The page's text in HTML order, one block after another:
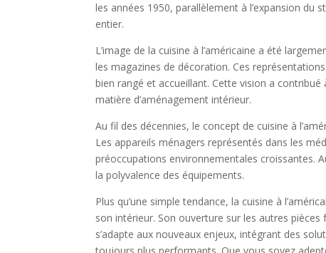
les années 1950, parallèlement à l’expansion du
entier.
L’image de la cuisine à l’américaine a été
les magazines de décoration. Ces
bien rangé et accueillant. Cette vision a
matière d’aménagement intérieur.
Au fil des décennies, le concept de cuisine à
Les appareils ménagers représentés dans les
préoccupations environnementales croissantes.
la polyvalence des équipements.
Plus qu’une simple tendance, la cuisine à
son intérieur. Son ouverture sur les autres pièces
s’adapte aux nouveaux enjeux, intégrant des